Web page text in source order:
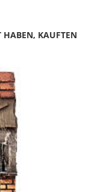
HABEN, KAUFTEN